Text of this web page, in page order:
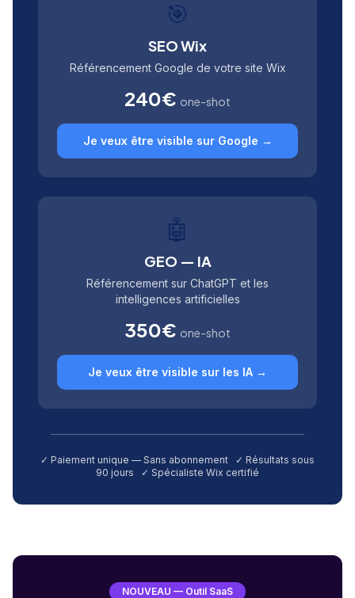
🎯
SEO Wix
Référencement Google de votre site Wix
240€ one-shot
Je veux être visible sur Google →
🤖
GEO — IA
Référencement sur ChatGPT et les
intelligences artificielles
350€ one-shot
Je veux être visible sur les IA →
✓ Paiement unique — Sans abonnement ✓ Résultats sous
90 jours ✓ Spécialiste Wix certifié
NOUVEAU — Outil SaaS